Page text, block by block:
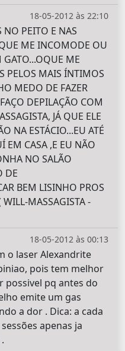
18-05-2012 às 22:10
NO PEITO E NAS
ME INCOMODE OU
GATO...OQUE ME
PELOS MAIS ÍNTIMOS
MEDO DE FAZER
DEPILAÇÃO COM
JÁ QUE ELE
NA ESTÁCIO...EU ATÉ
EM CASA ,E EU NÃO
NO SALÃO
DE
BEM LISINHO PROS
MASSAGISTA -
18-05-2012 às 00:13
o laser Alexandrite
pois tem melhor
possivel pq antes do
emite um gas
a dor . Dica: a cada
apenas ja